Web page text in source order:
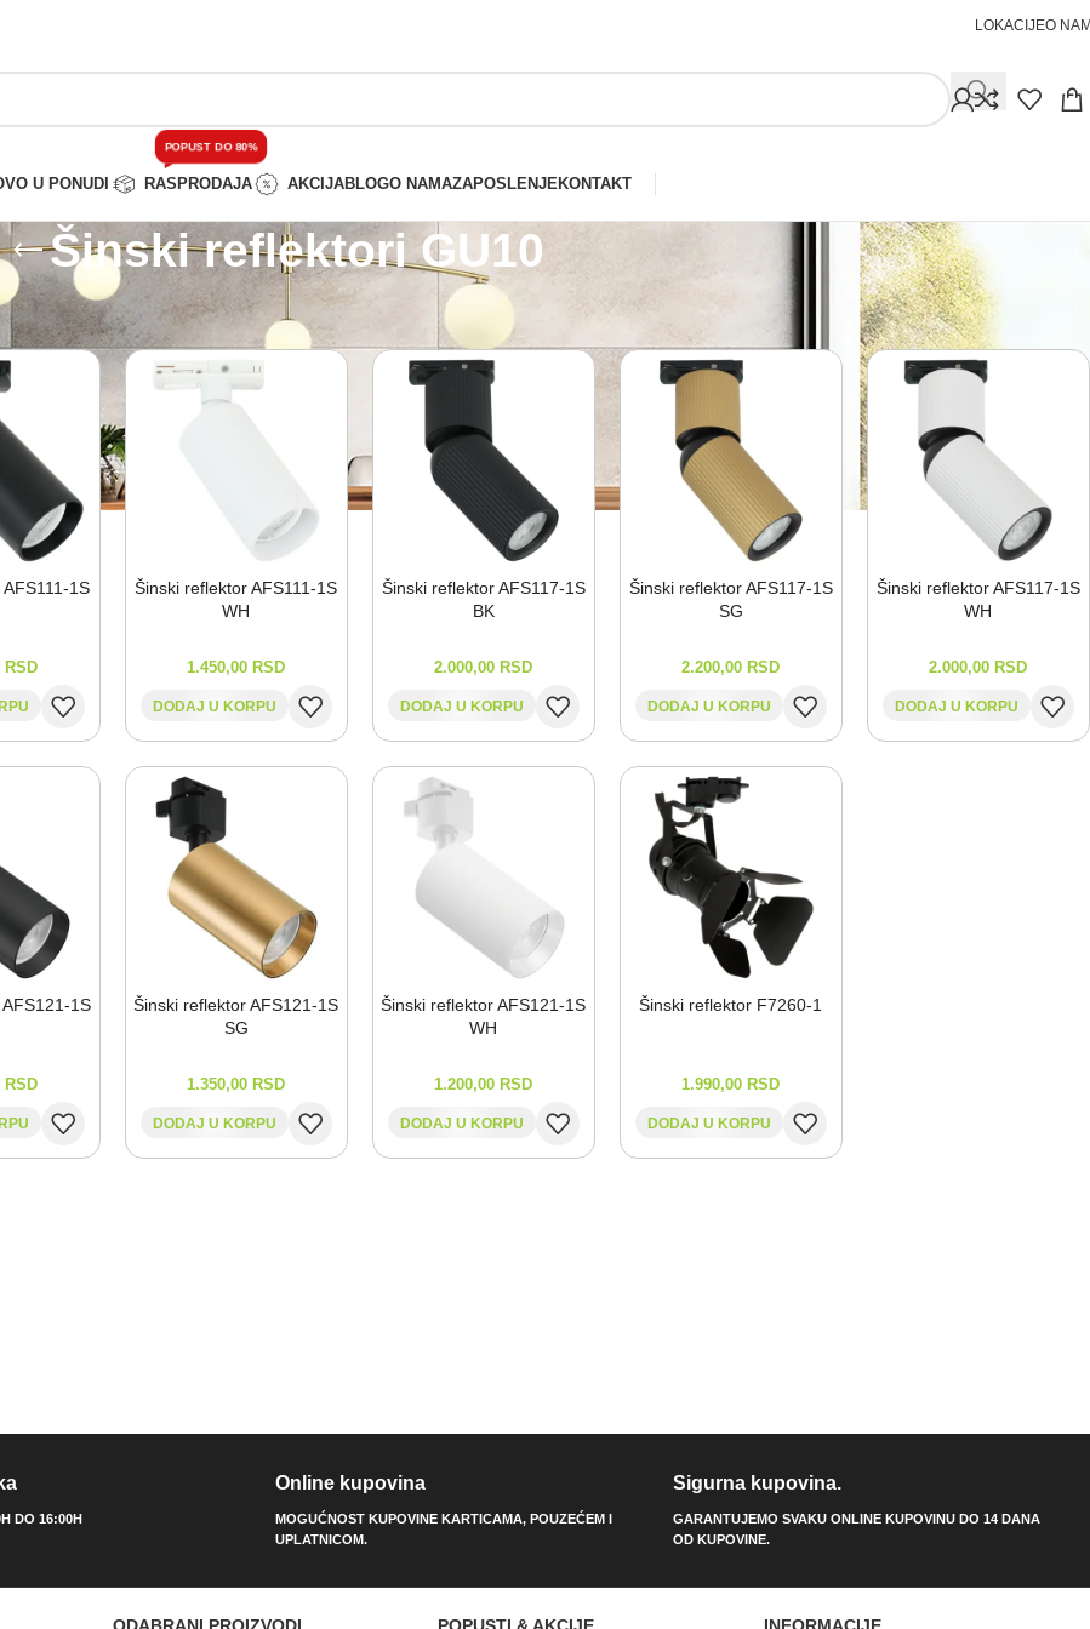
LOKACIJEO
U PONUDI RASPRODAJA
POPUST DO 80%
AKCIJABLOGO NAMAZAPOSLENJEKONTAKT
Šinski reflektori GU10
Šinski reflektori GU10
⁠1S
RSD
Šinski reflektor AFS111-⁠1S
WH
1.450,00 RSD
DODAJ U KORPU
Šinski reflektor AFS117-⁠1S
BK
2.000,00 RSD
DODAJ U KORPU
Šinski reflektor AFS117-⁠1S
SG
2.200,00 RSD
DODAJ U KORPU
Šinski reflektor AFS117-⁠1S
WH
2.000,00 RSD
DODAJ U KORPU
⁠1S
RSD
Šinski reflektor AFS121-⁠1S
SG
1.350,00 RSD
DODAJ U KORPU
Šinski reflektor AFS121-⁠1S
WH
1.200,00 RSD
DODAJ U KORPU
Šinski reflektor F7260-⁠1
1.990,00 RSD
DODAJ U KORPU
DO 16:00H
Online kupovina
MOGUĆNOST KUPOVINE KARTICAMA, POUZEĆEM I
UPLATNICOM.
Sigurna kupovina.
GARANTUJEMO SVAKU ONLINE KUPOVINU DO 14 DANA
OD KUPOVINE.